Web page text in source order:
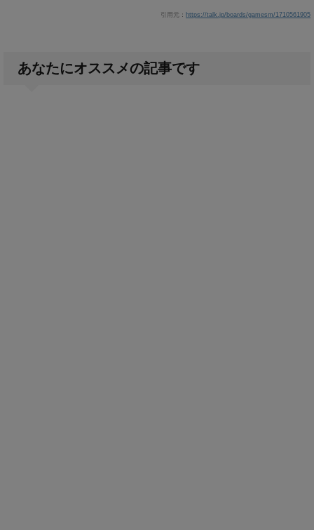
引用元： https://talk.jp/boards/gamesm/1710561905
あなたにオススメの記事です